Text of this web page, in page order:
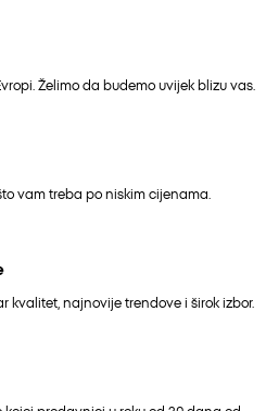
Želimo da budemo uvijek blizu vas.
vam treba po niskim cijenama.
kvalitet, najnovije trendove i širok izbor.